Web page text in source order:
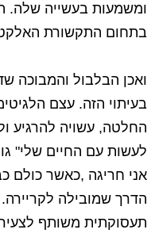
ומשמעות בעשייה
בתחום התקשורת
ואכן הבלבול והמבוכה
בעיתוי הזה. עצם
החלטה, עשויה להרגיע
לעשות עם החיים שלי"
אני חריגה ,כאשר כולם
הדרך שמובילה
תעסוקתית משותף